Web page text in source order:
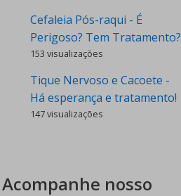
Cefaleia Pós-raqui - É
Perigoso? Tem Tratamento?
153 visualizações
Tique Nervoso e Cacoete -
Há esperança e tratamento!
147 visualizações
Acompanhe nosso